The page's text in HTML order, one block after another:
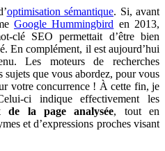
optimisation sémantique. Si, avant
Google Hummingbird en 2013,
clé SEO permettait d’être bien
En complément, il est aujourd’hui
Les moteurs de recherches
sujets que vous abordez, pour vous
votre concurrence ! À cette fin, je
ci indique effectivement les
de la page analysée, tout en
et d’expressions proches visant